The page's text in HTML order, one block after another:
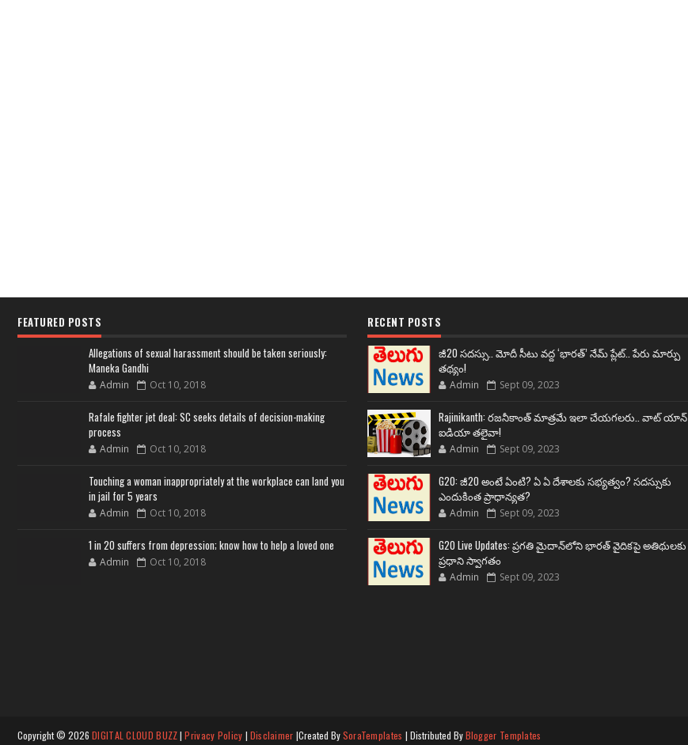
FEATURED POSTS
Allegations of sexual harassment should be taken seriously:
Maneka Gandhi
Admin Oct 10, 2018
Rafale fighter jet deal: SC seeks details of decision-making
process
Admin Oct 10, 2018
Touching a woman inappropriately at the workplace can land you
in jail for 5 years
Admin Oct 10, 2018
1 in 20 suffers from depression; know how to help a loved one
Admin Oct 10, 2018
RECENT POSTS
జీ20 సదస్సు.. మోదీ సీటు వద్ద ‘భారత్’ నేమ్ ప్లేట్‌.. పేరు మార్పు
తథ్యం!
Admin Sept 09, 2023
Rajinikanth: రజనీకాంత్ మాత్రమే ఇలా చేయగలరు.. వాట్ యాన్
ఐడియా తలైవా!
Admin Sept 09, 2023
G20: జీ20 అంటే ఏంటి? ఏ ఏ దేశాలకు సభ్యత్వం? సదస్సుకు
ఎందుకింత ప్రాధాన్యత?
Admin Sept 09, 2023
G20 Live Updates: ప్రగతి మైదాన్‌లోని భారత్ వైదికపై అతిథులకు
ప్రధాని స్వాగతం
Admin Sept 09, 2023
Copyright © 2026 DIGITAL CLOUD BUZZ|Privacy Policy | Disclaimer |Created BySoraTemplates | Distributed ByBlogger Templates